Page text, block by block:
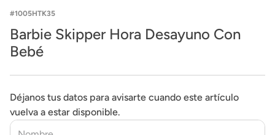
1005HTK35
Barbie Skipper Hora Desayuno Con
Bebé
Déjanos tus datos para avisarte cuando este artículo
vuelva a estar disponible.